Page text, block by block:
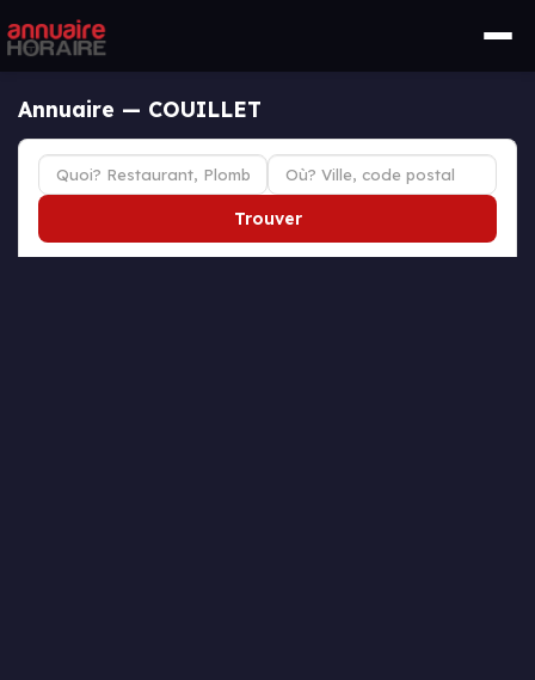
Annuaire — COUILLET
Trouver